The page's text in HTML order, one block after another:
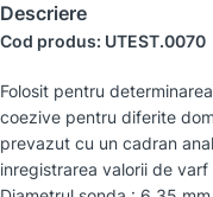
Descriere
Cod produs: UTEST.0070
Folosit pentru
coezive pentru diferite
prevazut cu un cadran
inregistrarea valorii de